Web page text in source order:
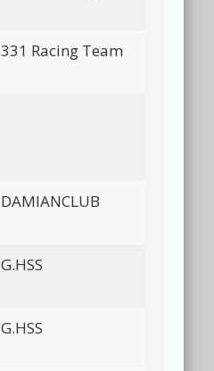
331 Racing Team
DAMIANCLUB
G.HSS
G.HSS